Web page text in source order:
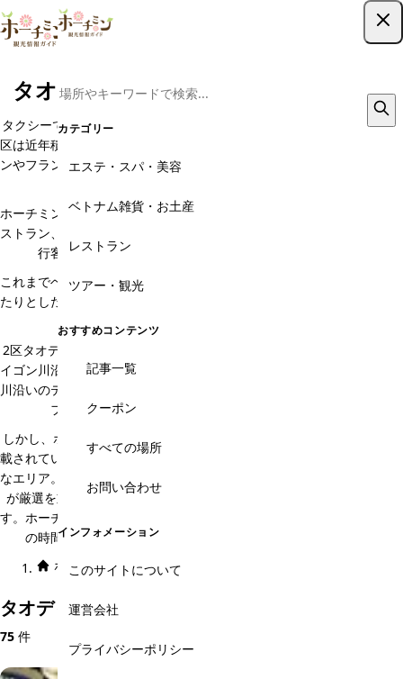
カテゴリー
エステ・スパ・美容
ベトナム雑貨・お土産
レストラン
ツアー・観光
おすすめコンテンツ
記事一覧
クーポン
すべての場所
お問い合わせ
インフォメーション
このサイトについて
運営会社
プライバシーポリシー
タオディエン・欧米人街のレストラン
タクシーで約20分。ホーチミン市のサイゴン橋を渡った先に位置する2
区は近年積極的に都市開発が進められている新興エリア。高級マンショ
ンやフランス風ヴィラが建ち並び西洋の雰囲気を感じさせてくれる景観
ホーチミン在住外国人や旅行客をターゲットにしたお洒落なカフェやレ
ストラン、スパなどは観光客の間で徐々に人気が集まるようになり、旅
行客にとっては新たな観光エリアと変化しつつあります。
これまでベトナムにはなかったようなラグジュアリーなサービスやゆっ
たりとした空間を楽しむことができるスポットがあるのがこのエリアで
2区タオディエン地区はその中でも観光客におすすめのエリアです。サ
イゴン川沿いにいくつかのカフェ、レストラン、スパが並んでいます。
川沿いのテーブル席で、ホーチミンの異国情緒の雰囲気を味わいながら
フルーツやジュースを啜るのも旅行の楽しみの一つ。
しかし、ホーチミン旅行のガイドブックには、2区の情報がほとんど掲
載されていないため、日本人観光客にとってはまだまだ情報不足で未開
なエリア。そこで、ホーチミン観光情報ガイドでは、ホーチミン在住者
が厳選を重ねたお洒落なカフェ・レストラン・スパを掲載しておりま
す。ホーチミン中心の都会の喧騒から少し離れて、ゆっくりとした悠久
の時間を味わいたい方はタオディエン地区にお越しください。
ホームエリア × カテゴリ
タオディエン・欧米人街のおすすめレストラン
75 件